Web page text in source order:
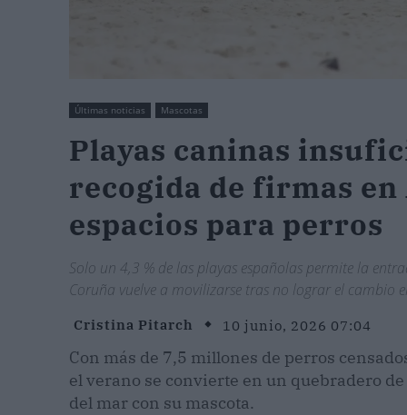
Últimas noticias Mascotas
Playas caninas
recogida de firmas en
espacios para perros
Solo un 4,3 % de las playas españolas permite la
Coruña vuelve a movilizarse tras no lograr el cambio
Cristina Pitarch 10 junio, 2026 07:04
Con más de 7,5 millones de perros
el verano se convierte en un quebradero
del mar con su mascota.